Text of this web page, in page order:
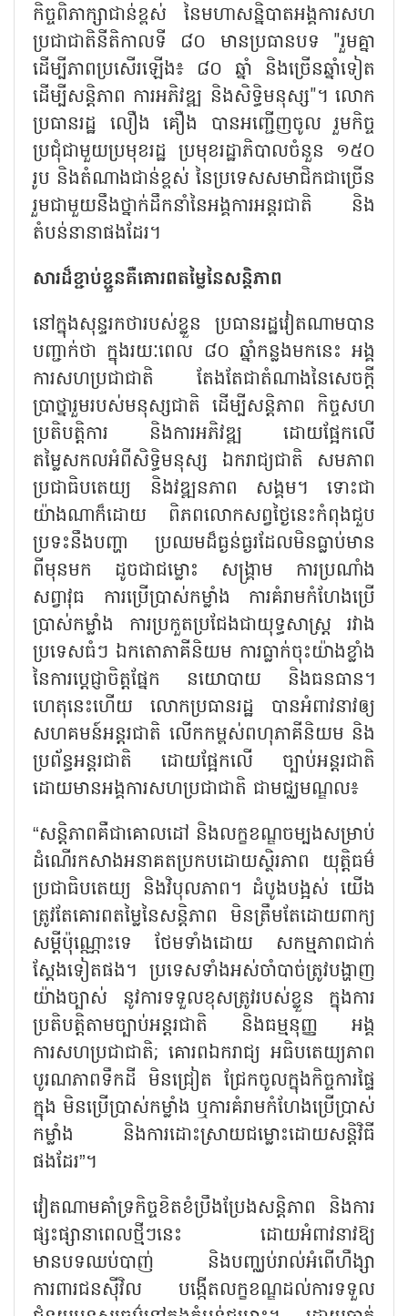
កិច្ចពិភាក្សាជាន់ខ្ពស់ នៃមហាសន្និបាតអង្គការសហ
ប្រជាជាតិនីតិកាលទី ៨០ មានប្រធានបទ "រួមគ្នា
ដើម្បីភាពប្រសើរឡើង៖ ៨០ ឆ្នាំ និងច្រើនឆ្នាំទៀត
ដើម្បីសន្តិភាព ការអភិវឌ្ឍ និងសិទ្ធិមនុស្ស"។ លោក
ប្រធានរដ្ឋ លឿង គឿង បានអញ្ជើញចូល រួមកិច្ច
ប្រជុំជាមួយប្រមុខរដ្ឋ ប្រមុខរដ្ឋាភិបាលចំនួន ១៥០
រូប និងតំណាងជាន់ខ្ពស់ នៃប្រទេសសមាជិកជាច្រើន
រួមជាមួយនឹងថ្នាក់ដឹកនាំនៃអង្គការអន្តរជាតិ និង
តំបន់នានាផងដែរ។
សារដ៏ខ្ជាប់ខ្ជួនគឺគោរពតម្លៃនៃសន្តិភាព
នៅក្នុងសុន្ទរកថារបស់ខ្លួន ប្រធានរដ្ឋវៀតណាមបាន
បញ្ជាក់ថា ក្នុងរយៈពេល ៨០ ឆ្នាំកន្លងមកនេះ អង្គ
ការសហប្រជាជាតិ តែងតែជាតំណាងនៃសេចក្តី
ប្រាថ្នារួមរបស់មនុស្សជាតិ ដើម្បីសន្តិភាព កិច្ចសហ
ប្រតិបត្តិការ និងការអភិវឌ្ឍ ដោយផ្អែកលើ
តម្លៃសកលអំពីសិទ្ធិមនុស្ស ឯករាជ្យជាតិ សមភាព
ប្រជាធិបតេយ្យ និងវឌ្ឍនភាព សង្គម។ ទោះជា
យ៉ាងណាក៏ដោយ ពិភពលោកសព្វថ្ងៃនេះកំពុងជួប
ប្រទះនឹងបញ្ហា ប្រឈមដ៏ធ្ងន់ធ្ងរដែលមិនធ្លាប់មាន
ពីមុនមក ដូចជាជម្លោះ សង្គ្រាម ការប្រណាំង
សព្វាវុធ ការប្រើប្រាស់កម្លាំង ការគំរាមកំហែងប្រើ
ប្រាស់កម្លាំង ការប្រកួតប្រជែងជាយុទ្ធសាស្ត្រ រវាង
ប្រទេសធំៗ ឯកតោភាគីនិយម ការធ្លាក់ចុះយ៉ាងខ្លាំង
នៃការប្តេជ្ញាចិត្តផ្នែក នយោបាយ និងធនធាន។
ហេតុនេះហើយ លោកប្រធានរដ្ឋ បានអំពាវនាវឲ្យ
សហគមន៍អន្តរជាតិ លើកកម្ពស់ពហុភាគីនិយម និង
ប្រព័ន្ធអន្តរជាតិ ដោយផ្អែកលើ ច្បាប់អន្តរជាតិ
ដោយមានអង្គការសហប្រជាជាតិ ជាមជ្ឈមណ្ឌល៖
“សន្តិភាពគឺជាគោលដៅ និងលក្ខខណ្ឌចម្បងសម្រាប់
ដំណើរកសាងអនាគតប្រកបដោយស្ថិរភាព យុត្តិធម៌
ប្រជាធិបតេយ្យ និងវិបុលភាព។ ដំបូងបង្អស់ យើង
ត្រូវតែគោរពតម្លៃនៃសន្តិភាព មិនត្រឹមតែដោយពាក្យ
សម្ដីប៉ុណ្ណោះទេ ថែមទាំងដោយ សកម្មភាពជាក់
ស្តែងទៀតផង។ ប្រទេសទាំងអស់ចាំបាច់ត្រូវបង្ហាញ
យ៉ាងច្បាស់ នូវការទទួលខុសត្រូវរបស់ខ្លួន ក្នុងការ
ប្រតិបត្តិតាមច្បាប់អន្តរជាតិ និងធម្មនុញ្ញ អង្គ
ការសហប្រជាជាតិ; គោរពឯករាជ្យ អធិបតេយ្យភាព
បូរណភាពទឹកដី មិនជ្រៀត ជ្រែកចូលក្នុងកិច្ចការផ្ទៃ
ក្នុង មិនប្រើប្រាស់កម្លាំង ឬការគំរាមកំហែងប្រើប្រាស់
កម្លាំង និងការដោះស្រាយជម្លោះដោយសន្តិវិធី
ផងដែរ”។
វៀតណាមគាំទ្រកិច្ចខិតខំប្រឹងប្រែងសន្តិភាព និងការ
ផ្សះផ្សានាពេលថ្មីៗនេះ ដោយអំពាវនាវឱ្យ
មានបទឈប់បាញ់ និងបញ្ឈប់រាល់អំពើហឹង្សា
ការពារជនស៊ីវិល បង្កើតលក្ខខណ្ឌដល់ការទទួល